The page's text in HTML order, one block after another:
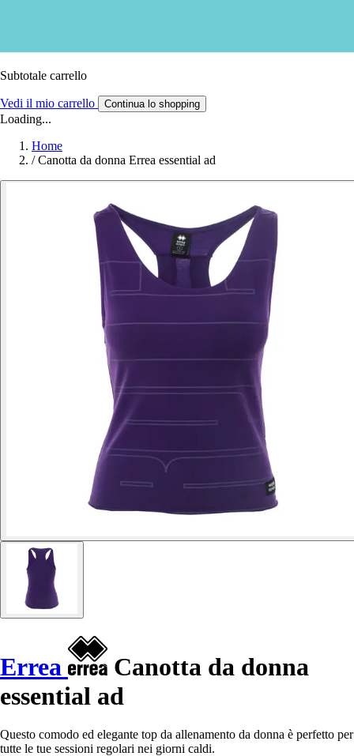
Subtotale carrello
Vedi il mio carrello Continua lo shopping
Loading...
Home
/ Canotta da donna Errea essential ad
Errea
Canotta da donna
essential ad
Questo comodo ed elegante top da allenamento da donna è perfetto per
tutte le tue sessioni regolari nei giorni caldi.